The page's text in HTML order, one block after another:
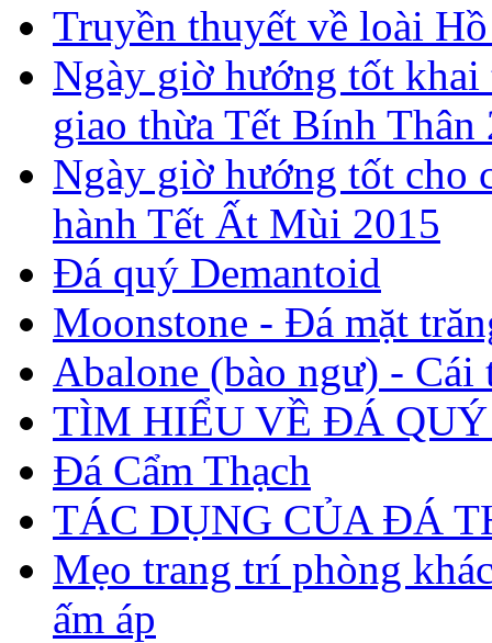
Truyền thuyết về loài
Ngày giờ hướng tốt
giao thừa Tết Bính Thân
Ngày giờ hướng tốt cho
hành Tết Ất Mùi 2015
Đá quý Demantoid
Moonstone - Đá mặt
Abalone (bào ngư) - Cái
TÌM HIỂU VỀ ĐÁ QUÝ
Đá Cẩm Thạch
TÁC DỤNG CỦA ĐÁ
Mẹo trang trí phòng
ấm áp